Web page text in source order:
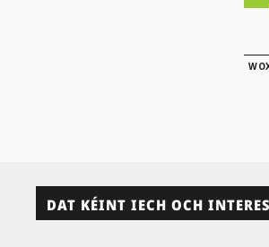
DAT KÉINT IECH OCH